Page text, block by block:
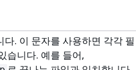
. 이 문자를 사용하면 각각 필
습니다. 예를 들어,